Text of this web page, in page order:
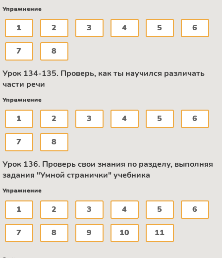
Упражнение
1 2 3 4 5 6
7 8
Урок 134-135. Проверь, как ты научился различать
части речи
Упражнение
1 2 3 4 5 6
7 8
Урок 136. Проверь свои знания по разделу, выполняя
задания "Умной странички" учебника
Упражнение
1 2 3 4 5 6
7 8 9 10 11